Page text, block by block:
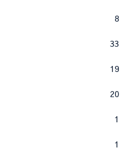
8
33
19
20
1
1